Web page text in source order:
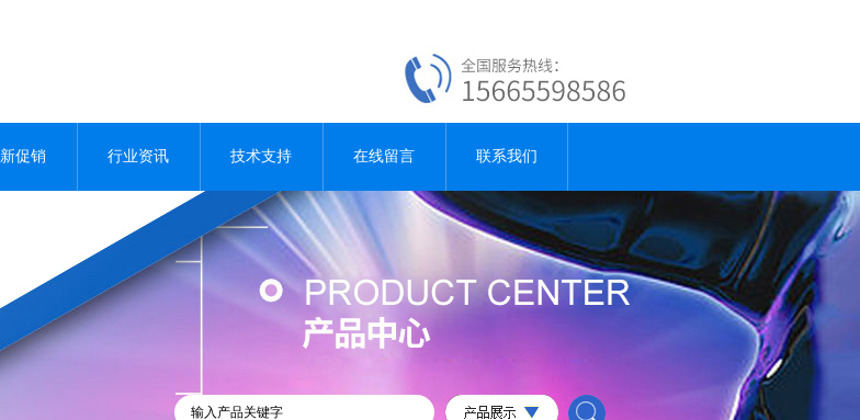
促销 行业资讯 技术支持 在线留言 联系我们